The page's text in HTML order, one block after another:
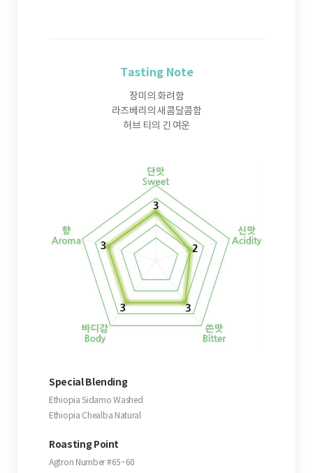
Tasting Note
장미의 화려함
라즈베리의 새콤달콤함
허브 티의 긴 여운
Special Blending
Ethiopia Sidamo Washed
Ethiopia Chealba Natural
Roasting Point
Agtron Number #65~60